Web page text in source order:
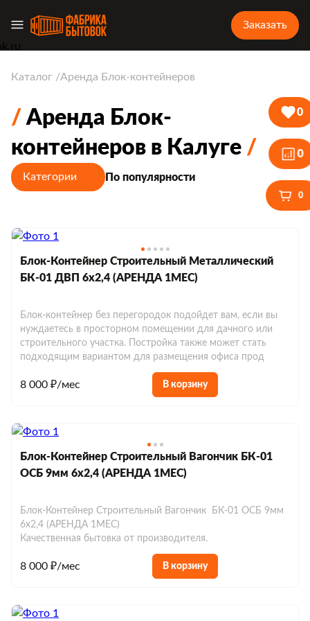
Заказать
Каталог Аренда Блок-контейнеров
Аренда Блок-
контейнеров в Калуге
Категории По популярности
Блок-Контейнер Строительный Металлический
БК-01 ДВП 6х2,4 (АРЕНДА 1МЕС)
Блок-контейнер без перегородок подойдет вам, если вы
нуждаетесь в просторном помещении для дачного или
строительного участка. Постройка также может стать
подходящим вариантом для размещения офиса прод
8 000 ₽/мес В корзину
Блок-Контейнер Строительный Вагончик БК-01
ОСБ 9мм 6х2,4 (АРЕНДА 1МЕС)
Блок-Контейнер Строительный Вагончик БК-01 ОСБ 9мм
6х2,4 (АРЕНДА 1МЕС)
Качественная бытовка от производителя.
8 000 ₽/мес В корзину
0
0
0